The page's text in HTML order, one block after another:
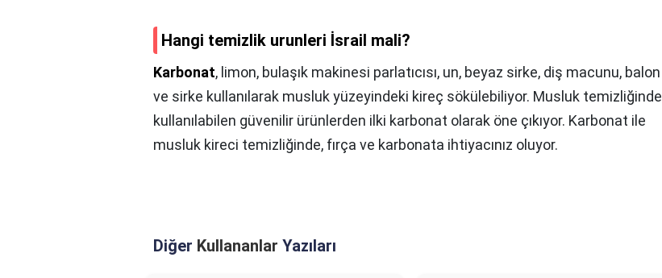
Hangi temizlik urunleri İsrail mali?
Karbonat, limon, bulaşık makinesi parlatıcısı, un, beyaz sirke, diş macunu, balon
ve sirke kullanılarak musluk yüzeyindeki kireç sökülebiliyor. Musluk temizliğinde
kullanılabilen güvenilir ürünlerden ilki karbonat olarak öne çıkıyor. Karbonat ile
musluk kireci temizliğinde, fırça ve karbonata ihtiyacınız oluyor.
Diğer Kullananlar Yazıları